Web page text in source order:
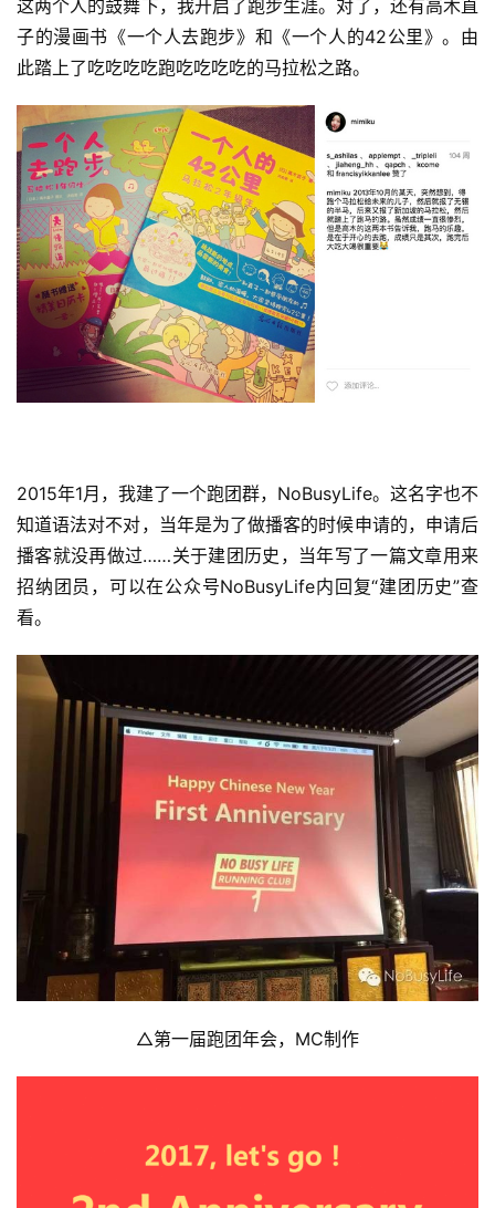
这两个人的鼓舞下，我开启了跑步生涯。对了，还有高木直
子的漫画书《一个人去跑步》和《一个人的42公里》。由
此踏上了吃吃吃吃跑吃吃吃吃的马拉松之路。
2015年1月，我建了一个跑团群，NoBusyLife。这名字也不
知道语法对不对，当年是为了做播客的时候申请的，申请后
播客就没再做过……关于建团历史，当年写了一篇文章用来
招纳团员，可以在公众号NoBusyLife内回复“建团历史”查
看。
△第一届跑团年会，MC制作